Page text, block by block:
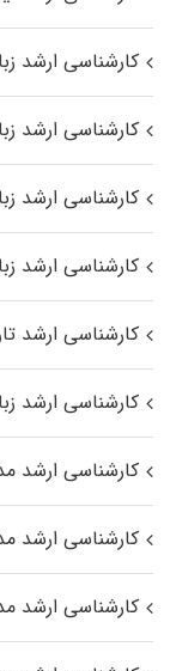
کارشناسی ارشد
کارشناسی ارشد
کارشناسی ارشد
کارشناسی ارشد
کارشناسی ارشد
کارشناسی ارشد
کارشناسی ارشد
کارشناسی ارشد
کارشناسی ارشد